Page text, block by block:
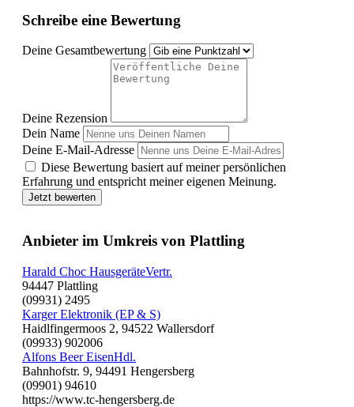
Schreibe eine Bewertung
Deine Gesamtbewertung
Deine Rezension
Dein Name
Deine E-Mail-Adresse
Diese Bewertung basiert auf meiner persönlichen
Erfahrung und entspricht meiner eigenen Meinung.
Jetzt bewerten
Anbieter im Umkreis von Plattling
Harald Choc HausgeräteVertr.
94447 Plattling
(09931) 2495
Karger Elektronik (EP & S)
Haidlfingermoos 2, 94522 Wallersdorf
(09933) 902006
Alfons Beer EisenHdl.
Bahnhofstr. 9, 94491 Hengersberg
(09901) 94610
https://www.tc-hengersberg.de